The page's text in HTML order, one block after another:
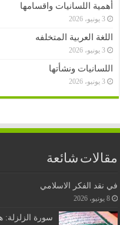
أهمية اللسانيات واقسامها
3 يونيو، 2026
اللغة العربية المتخلفه
3 يونيو، 2026
اللسانيات ونشأتها
3 يونيو، 2026
مقالات شائعة
في نقد الفكر الاسلامي
8 يونيو، 2026
سورة الزلزلة: